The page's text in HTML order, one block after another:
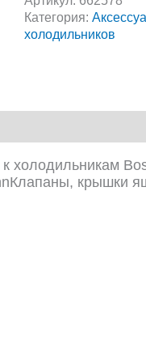
Категория:
холодильников
холодильникам
крышки